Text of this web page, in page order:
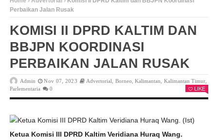
Perbaikan Jalan Rusak
KOMISI II DPRD KALTIM DAN
BBJPN KOORDINASI
PERBAIKAN JALAN RUSAK
Admin Nov 07, 2023 Advertorial Borneo ,Kalimantan ,Kalimantan Timur
Parlementaria
0 LIKE
Ketua Komisi III DPRD Kaltim Veridiana Huraq Wang.